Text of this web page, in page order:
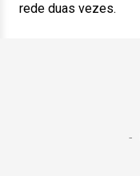
rede duas vezes.